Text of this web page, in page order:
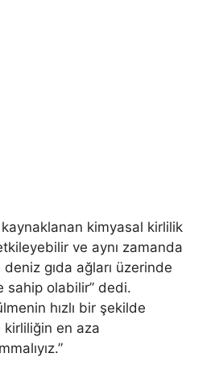
kimyasal kirlilik
ve aynı zamanda
gıda ağları üzerinde
sahip olabilir” dedi.
hızlı bir şekilde
en aza